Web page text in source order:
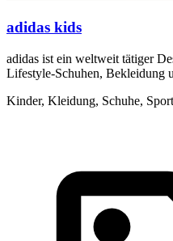
adidas kids
adidas ist ein weltweit tätiger
Lifestyle-Schuhen, Bekleidung
Kinder, Kleidung, Schuhe,